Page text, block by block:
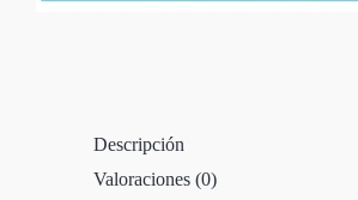
Descripción
Valoraciones (0)